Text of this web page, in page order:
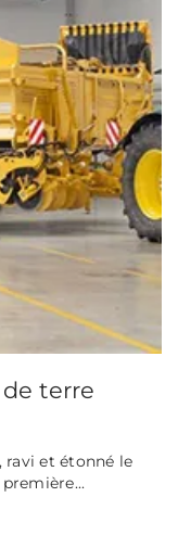
terre
ravi et étonné le